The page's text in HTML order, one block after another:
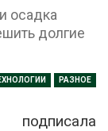
осадка
долгие
РАЗНОЕ
подписала